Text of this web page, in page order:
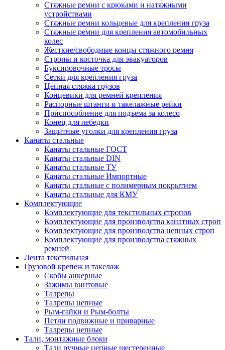
Стяжные ремни с крюками и натяжными
устройствами
Стяжные ремни кольцевые для крепления груза
Стяжные ремни для крепления автомобильных
колес
Жесткие/свободные концы стяжного ремня
Стропы и косточка для эвакуаторов
Буксировочные тросы
Сетки для крепления груза
Цепная стяжка грузов
Концевики для ремней крепления
Распорные штанги и такелажные рейки
Приспособление для подъема за колесо
Конец для лебедки
Защитные уголки для крепления груза
Канаты стальные
Канаты стальные ГОСТ
Канаты стальные DIN
Канаты стальные ТУ
Канаты стальные Импортные
Канаты стальные с полимерным покрытием
Канаты стальные для КМУ
Комплектующие
Комплектующие для текстильных стропов
Комплектующие для производства канатных строп
Комплектующие для производства цепных строп
Комплектующие для производства стяжных
ремней
Лента текстильная
Грузовой крепеж и такелаж
Скобы анкерные
Зажимы винтовые
Талрепы
Талрепы цепные
Рым-гайки и Рым-болты
Петли подвижные и приварные
Талрепы цепные
Тали, монтажные блоки
Тали ручные цепные шестеренные